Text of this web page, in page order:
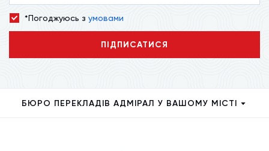
*Погоджуюсь з умовами
ПІДПИСАТИСЯ
БЮРО ПЕРЕКЛАДІВ АДМІРАЛ У ВАШОМУ МІСТІ